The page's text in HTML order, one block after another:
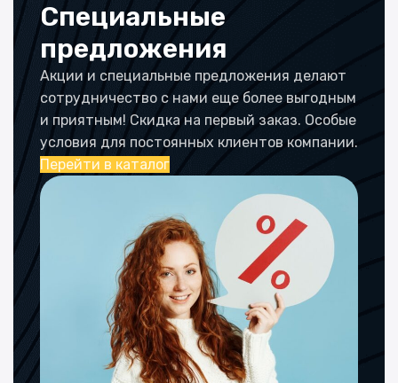
Специальные
предложения
Акции и специальные предложения делают
сотрудничество с нами еще более выгодным
и приятным! Скидка на первый заказ. Особые
условия для постоянных клиентов компании.
Перейти в каталог